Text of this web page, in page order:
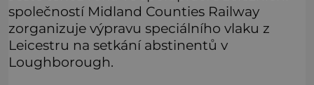
společností Midland Counties Railway
zorganizuje výpravu speciálního vlaku z
Leicestru na setkání abstinentů v
Loughborough.